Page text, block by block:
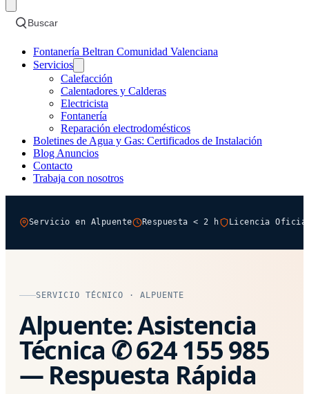
Buscar
Fontanería Beltran Comunidad Valenciana
Servicios
Calefacción
Calentadores y Calderas
Electricista
Fontanería
Reparación electrodomésticos
Boletines de Agua y Gas: Certificados de Instalación
Blog Anuncios
Contacto
Trabaja con nosotros
Servicio en Alpuente Respuesta < 2 h Licencia
SERVICIO TÉCNICO · ALPUENTE
Alpuente: Asistencia
Técnica ✆ 624 155 985
— Respuesta Rápida